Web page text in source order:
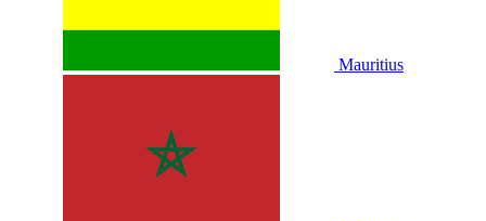
Mauritius